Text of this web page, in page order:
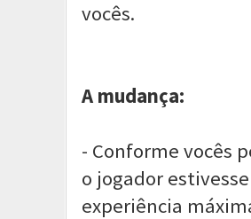
vocês.
A mudança:
- Conforme vocês
o jogador
experiência